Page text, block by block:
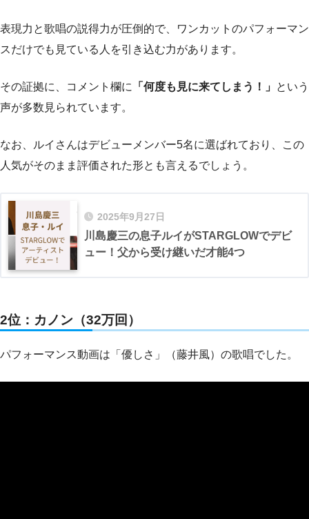
表現力と歌唱の説得力が圧倒的で、ワンカットのパフォーマン
スだけでも見ている人を引き込む力があります。
その証拠に、コメント欄に 「何度も見に来てしまう！」 という
声が多数見られています。
なお、ルイさんはデビューメンバー5名に選ばれており、この
人気がそのまま評価された形とも言えるでしょう。
2025年9月27日
川島慶三の息子ルイがSTARGLOWでデビ
ュー！父から受け継いだ才能4つ
2位：カノン（32万回）
パフォーマンス動画は「優しさ」（藤井風）の歌唱でした。